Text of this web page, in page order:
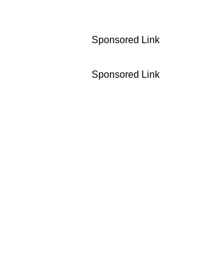
Sponsored Link
Sponsored Link